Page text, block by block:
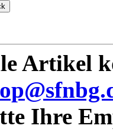
Artikel
Ihre